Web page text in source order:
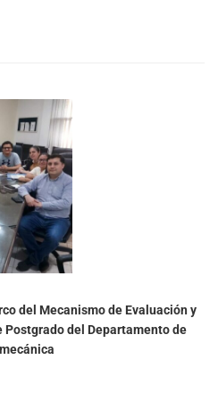
del Mecanismo de Evaluación y
del Departamento de